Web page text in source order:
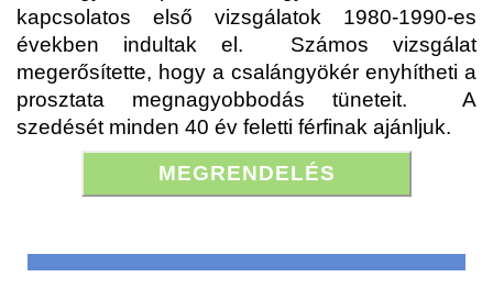
kapcsolatos első vizsgálatok 1980-1990-es
években indultak el.
Számos vizsgálat
megerősítette, hogy a csalángyökér enyhítheti a
prosztata megnagyobbodás tüneteit.
A
szedését minden 40 év feletti férfinak ajánljuk.
MEGRENDELÉS